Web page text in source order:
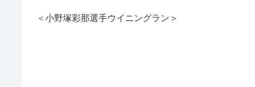
＜小野塚彩那選手ウイニングラン＞